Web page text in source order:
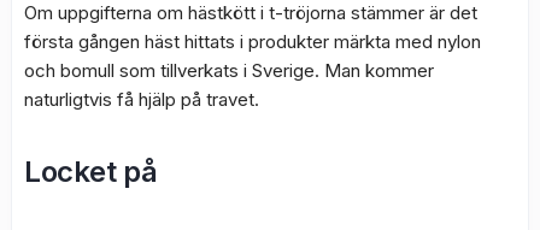
Om uppgifterna om hästkött i t-tröjorna stämmer är det
första gången häst hittats i produkter märkta med nylon
och bomull som tillverkats i Sverige. Man kommer
naturligtvis få hjälp på travet.
Locket på